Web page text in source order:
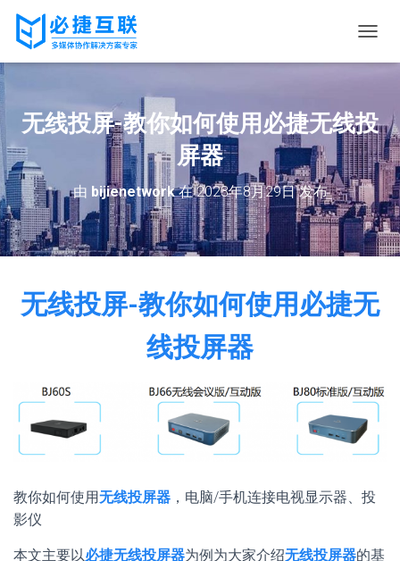
换
无线投屏-教你如何使用必捷无线投
屏器
由 bijienetwork在2023年8月29日发布
无线投屏-教你如何使用必捷无
线投屏器
教你如何使用无线投屏器 ，电脑/手机连接电视显示器、投
影仪
本文主要以必捷无线投屏器为例为大家介绍无线投屏器的基